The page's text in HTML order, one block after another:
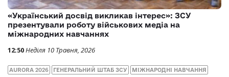
«Український досвід викликав інтерес»: ЗСУ
презентували роботу військових медіа на
міжнародних навчаннях
12:50Неділя 10 Травня, 2026
AURORA 2026 ГЕНЕРАЛЬНИЙ ШТАБ ЗСУ МІЖНАРОДНІ НАВЧАННЯ